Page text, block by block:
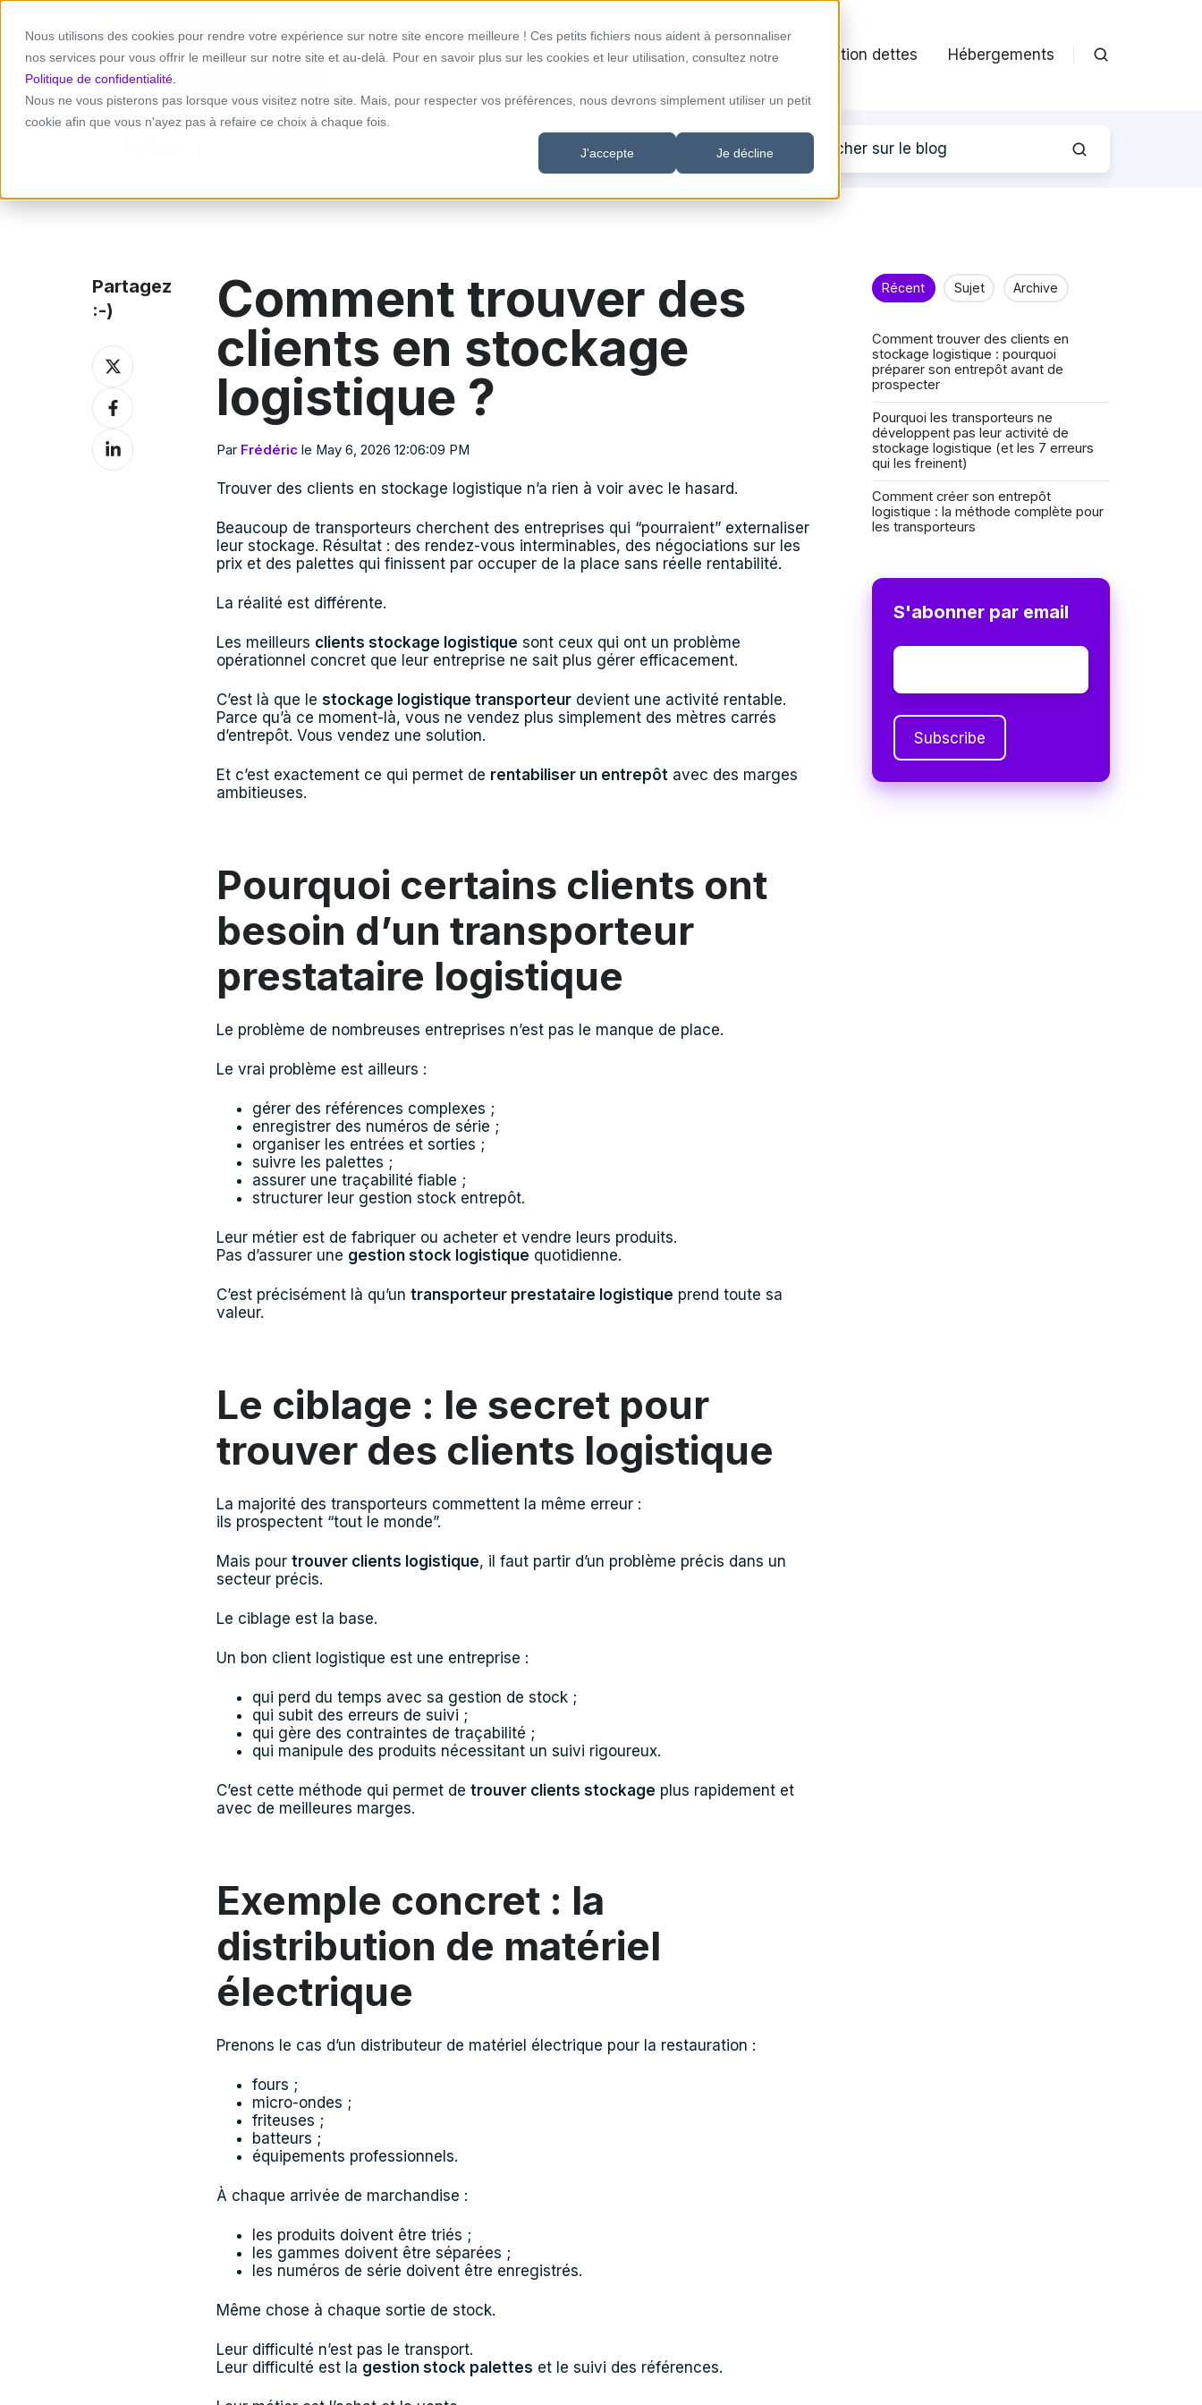
Nous utilisons des cookies pour rendre votre expérience sur notre site encore meilleure ! Ces petits fichiers nous aident à personnaliser
nos services pour vous offrir le meilleur sur notre site et au-delà. Pour en savoir plus sur les cookies et leur utilisation, consultez notre
Politique de confidentialité.
Nous ne vous pisterons pas lorsque vous visitez notre site. Mais, pour respecter vos préférences, nous devrons simplement utiliser un petit
cookie afin que vous n'ayez pas à refaire ce choix à chaque fois.
J'accepte Je décline
Stockage logistique Transport de colis et palettes Médiation dettes Hébergements
Partagez
:-)
Partagez
sur
Twitter
Partagez
sur
Facebook
Partagez
sur
LinkedIn
Comment trouver des
clients en stockage
logistique ?
Par Frédéric le May 6, 2026 12:06:09 PM
Trouver des clients en stockage logistique n’a rien à voir avec le hasard.
Beaucoup de transporteurs cherchent des entreprises qui “pourraient” externaliser
leur stockage. Résultat : des rendez-vous interminables, des négociations sur les
prix et des palettes qui finissent par occuper de la place sans réelle rentabilité.
La réalité est différente.
Les meilleurs clients stockage logistique sont ceux qui ont un problème
opérationnel concret que leur entreprise ne sait plus gérer efficacement.
C’est là que lestockage logistique transporteur devient une activité rentable.
Parce qu’à ce moment-là, vous ne vendez plus simplement des mètres carrés
d’entrepôt. Vous vendez une solution.
Et c’est exactement ce qui permet de rentabiliser un entrepôt avec des marges
ambitieuses.
Pourquoi certains clients ont
besoin d’un transporteur
prestataire logistique
Le problème de nombreuses entreprises n’est pas le manque de place.
Le vrai problème est ailleurs :
gérer des références complexes ;
enregistrer des numéros de série ;
organiser les entrées et sorties ;
suivre les palettes ;
assurer une traçabilité fiable ;
structurer leur gestion stock entrepôt.
Leur métier est de fabriquer ou acheter et vendre leurs produits.
Pas d’assurer une gestion stock logistique quotidienne.
C’est précisément là qu’untransporteur prestataire logistique prend toute sa
valeur.
Le ciblage : le secret pour
trouver des clients logistique
La majorité des transporteurs commettent la même erreur :
ils prospectent “tout le monde”.
Mais pourtrouver clients logistique, il faut partir d’un problème précis dans un
secteur précis.
Le ciblage est la base.
Un bon client logistique est une entreprise :
qui perd du temps avec sa gestion de stock ;
qui subit des erreurs de suivi ;
qui gère des contraintes de traçabilité ;
qui manipule des produits nécessitant un suivi rigoureux.
C’est cette méthode qui permet detrouver clients stockage plus rapidement et
avec de meilleures marges.
Exemple concret : la
distribution de matériel
électrique
Prenons le cas d’un distributeur de matériel électrique pour la restauration :
fours ;
micro-ondes ;
friteuses ;
batteurs ;
équipements professionnels.
À chaque arrivée de marchandise :
les produits doivent être triés ;
les gammes doivent être séparées ;
les numéros de série doivent être enregistrés.
Même chose à chaque sortie de stock.
Leur difficulté n’est pas le transport.
Leur difficulté est la gestion stock palettes et le suivi des références.
Récent Sujet Archive
Comment trouver des clients en
stockage logistique : pourquoi
préparer son entrepôt avant de
prospecter
Pourquoi les transporteurs ne
développent pas leur activité de
stockage logistique (et les 7 erreurs
qui les freinent)
Comment créer son entrepôt
logistique : la méthode complète pour
les transporteurs
S'abonner par email
Email